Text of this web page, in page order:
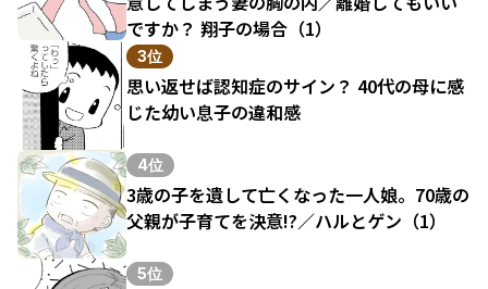
ですか？ 翔子の場合（1）
3位
思い返せば認知症のサイン？ 40代の母に感
じた幼い息子の違和感
4位
3歳の子を遺して亡くなった一人娘。70歳の
父親が子育てを決意!?／ハルとゲン（1）
5位